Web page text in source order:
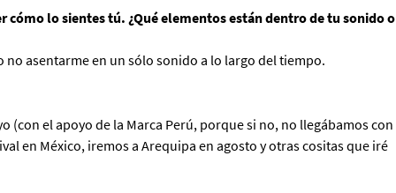
cómo lo sientes tú. ¿Qué elementos están dentro de tu sonido o
no asentarme en un sólo sonido a lo largo del tiempo.
(con el apoyo de la Marca Perú, porque si no, no llegábamos con
en México, iremos a Arequipa en agosto y otras cositas que iré